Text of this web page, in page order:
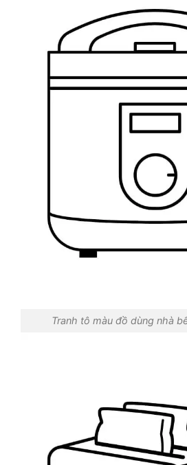
Tranh tô màu đồ dùng nhà